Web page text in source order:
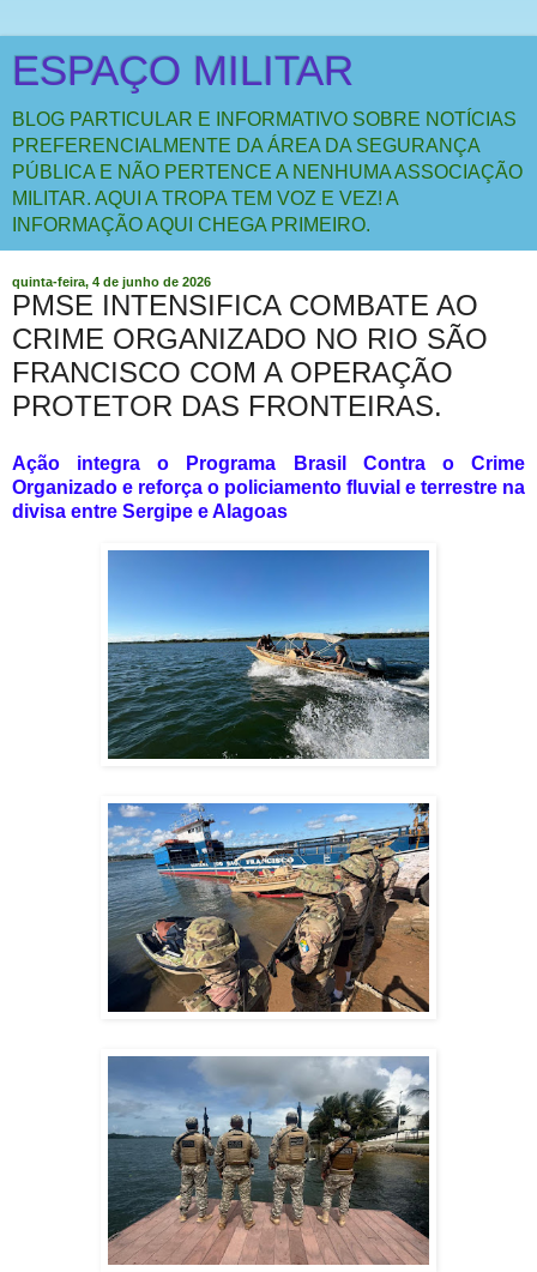
ESPAÇO MILITAR
BLOG PARTICULAR E INFORMATIVO SOBRE NOTÍCIAS
PREFERENCIALMENTE DA ÁREA DA SEGURANÇA
PÚBLICA E NÃO PERTENCE A NENHUMA ASSOCIAÇÃO
MILITAR. AQUI A TROPA TEM VOZ E VEZ! A
INFORMAÇÃO AQUI CHEGA PRIMEIRO.
quinta-feira, 4 de junho de 2026
PMSE INTENSIFICA COMBATE AO
CRIME ORGANIZADO NO RIO SÃO
FRANCISCO COM A OPERAÇÃO
PROTETOR DAS FRONTEIRAS.
Ação integra o Programa Brasil Contra o Crime
Organizado e reforça o policiamento fluvial e terrestre na
divisa entre Sergipe e Alagoas